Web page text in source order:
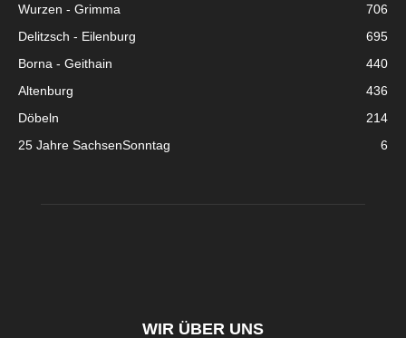
Wurzen - Grimma
706
Delitzsch - Eilenburg
695
Borna - Geithain
440
Altenburg
436
Döbeln
214
25 Jahre SachsenSonntag
6
WIR ÜBER UNS